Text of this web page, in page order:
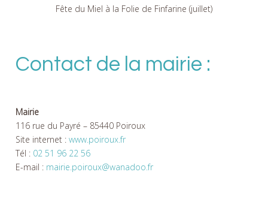
Fête du Miel à la Folie de Finfarine (juillet)
Contact de la mairie :
Mairie
116 rue du Payré – 85440 Poiroux
Site internet : www.poiroux.fr
Tél : 02 51 96 22 56
E-mail : mairie.poiroux@wanadoo.fr